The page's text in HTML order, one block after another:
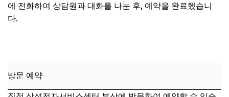
에 전화하여 상담원과 대화를 나눈 후, 예약을 완료했습니
다.
방문 예약